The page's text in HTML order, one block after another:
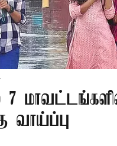
7
வாய்ப்பு